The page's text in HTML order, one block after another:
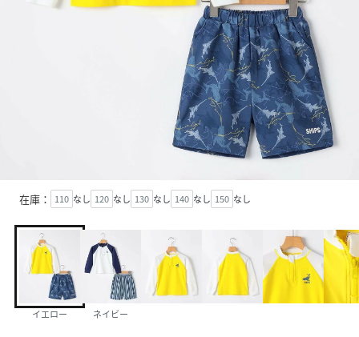
在庫： 110 なし 120 なし 130 なし 140 なし 150 なし
イエロー ネイビー